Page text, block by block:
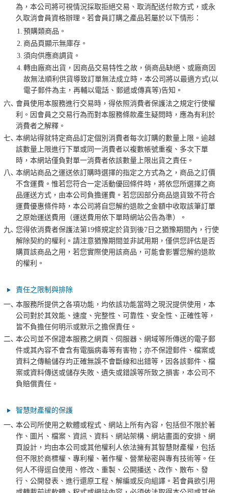
為，本公司將可視情況採取拒絕交易、取消配送付款方式，或永
久取消會員資格辦理。若會員訂購之產品若屬於以下情形：
1. 預購類商品。
2. 商品頁顯示無庫存。
3. 須向供應商調貨。
4. 轉由廠商出貨，因商品交易特性之故，倘商品缺絕、或廠商因
故無法順利供貨導致訂單無法成立時，本公司將以最適方式(以
電子郵件為主，再輔以電話、郵遞或傳真等)告知。
六､ 會員使用本服務進行交易時，得依照消費者保護法之規定行使權
利。因會員之交易行為而對本服務條款產生疑問時，應為有利於
消費者之解釋。
七､ 本網站得就特定商品訂定個別消費者每次訂購的數量上限。逾越
該數量上限進行下單或同一消費者以複數帳號重複、多次下單
時，本網站僅負對單一消費者依該數量上限出貨之責任。
八､ 本網站商品之運送依訂購時選擇的指定之方式為之，商品之訂價
不含運費。惟若您符合一定活動優回條件時，將依您所選擇之商
品運送方式，由本公司負擔運費。若您因部分商品退貨致不符合
運費優惠條件時，本公司將自您解約退款之金額中收取該筆訂單
之原始運送費用（運送費用依下單時網站公告為準）。
九､ 您得依消費者保護法第19條規定於貨到後7日之猶豫期間內，行使
解除契約的權利。請注意猶豫期間並非試用期，僅供您評估是否
購買該商品之用，若您實際使用該商品，可能會影響您解約退款
的權利。
責任之限制與排除
一､ 本服務所提供之各項功能，均依該功能當時之現況提供使用，本
公司對於其效能、速度、完整性、可靠性、安全性、正確性等，
皆不負擔任何明示或默示之擔保責任。
二､ 本公司並不保證本服務之網頁、伺服器、網域等所傳送的電子郵
件或其內容不會含有電腦病毒等有害物；亦不保證郵件、檔案或
資料之傳輸儲存均正確無誤不會斷線和出錯等，因各該郵件、檔
案或資料傳送或儲存失敗、遺失或錯誤等所致之損害，本公司不
負賠償責任。
智慧財產權的保護
一､ 本公司所使用之軟體或程式、網站上所有內容，包括但不限於著
作、圖片、檔案、資訊、資料、網站架構、網站畫面的安排、網
頁設計，均由本公司或其他權利人依法擁有其智慧財產權，包括
但不限於商標權、專利權、著作權、營業秘密與專有技術等。任
何人不得逕自使用、修改、重製、公開播送、改作、散布、發
行、公開發表、進行還原工程、解編或反向組譯。若會員欲引用